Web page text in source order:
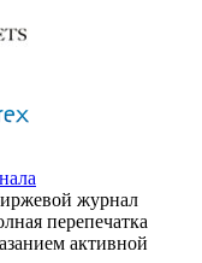
журнал
перепечатка
активной